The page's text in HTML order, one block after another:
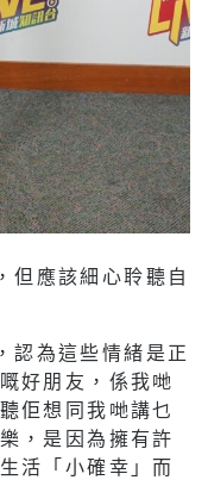
但應該細心聆聽自
認為這些情緒是正
好朋友，係我哋
佢想同我哋講乜
，是因為擁有許
活「小確幸」而